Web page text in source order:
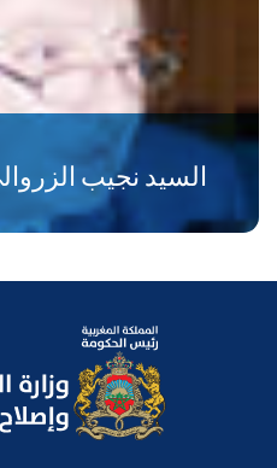
السيد نجيب